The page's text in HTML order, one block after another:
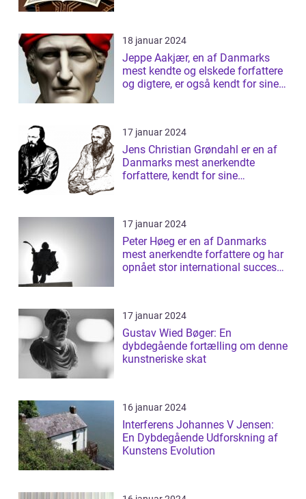
18 januar 2024
Jeppe Aakjær, en af Danmarks
mest kendte og elskede forfattere
og digtere, er også kendt for sine
17 januar 2024
Jens Christian Grøndahl er en af
Danmarks mest anerkendte
forfattere, kendt for sine
17 januar 2024
Peter Høeg er en af Danmarks
mest anerkendte forfattere og har
opnået stor international succes
17 januar 2024
Gustav Wied Bøger: En
dybdegående fortælling om denne
kunstneriske skat
16 januar 2024
Interferens Johannes V Jensen:
En Dybdegående Udforskning af
Kunstens Evolution